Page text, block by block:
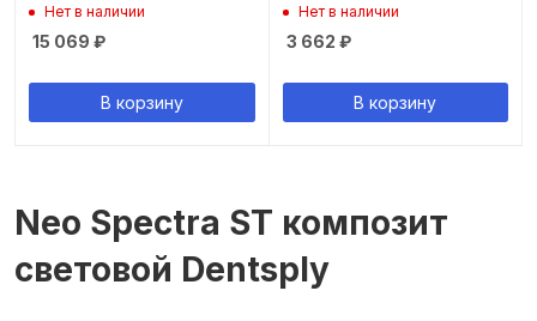
Нет в наличии
15 069 ₽
В корзину
Нет в наличии
3 662 ₽
В корзину
Neo Spectra ST композит
световой Dentsply